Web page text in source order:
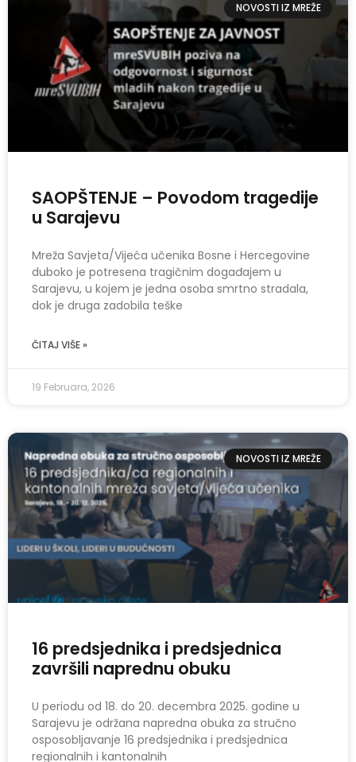
NOVOSTI IZ MREŽE
SAOPŠTENJE – Povodom tragedije
u Sarajevu
Mreža Savjeta/Vijeća učenika Bosne i Hercegovine
duboko je potresena tragičnim događajem u
Sarajevu, u kojem je jedna osoba smrtno stradala,
dok je druga zadobila teške
ČITAJ VIŠE »
19 Februara, 2026
NOVOSTI IZ MREŽE
16 predsjednika i predsjednica
završili naprednu obuku
U periodu od 18. do 20. decembra 2025. godine u
Sarajevu je održana napredna obuka za stručno
osposobljavanje 16 predsjednika i predsjednica
regionalnih i kantonalnih